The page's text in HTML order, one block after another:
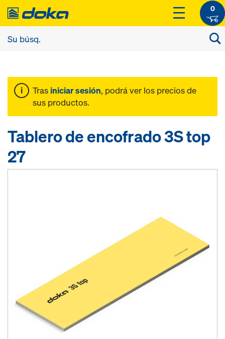
0
Tras iniciar sesión, podrá ver los precios de
sus productos.
Tablero de encofrado 3S top
27